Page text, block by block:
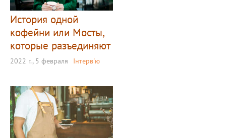
История одной
кофейни или Мосты,
которые разъединяют
2022 г., 5 февраля Інтерв'ю